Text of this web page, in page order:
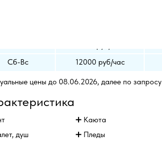
Сб-Вс 12000 руб/час
душ
➕ Пледы
➕ Каюта
цены до 08.06.2026, далее по запросу